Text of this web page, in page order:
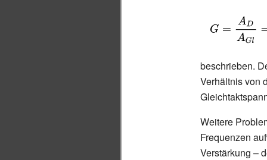
{\displaystyle
G={\frac
{A_{D}}
{A_{Gl}}}=
{\frac {\frac
{U_{a}}
{U_{D}}}{\frac
{U_{D}}
{U_{Gl}}}}}
beschrieben.
Verhältnis von
Weitere
Frequenzen
Verstärkung –